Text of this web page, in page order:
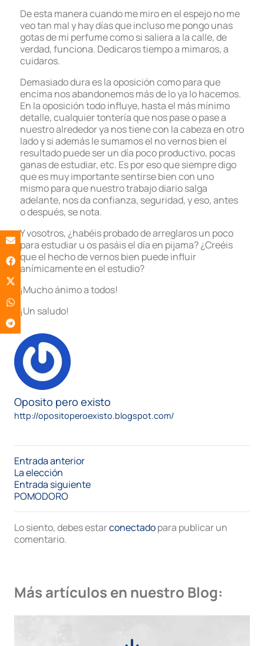
De esta manera cuando me miro en el espejo no me
veo tan mal y hay días que incluso me pongo unas
gotas de mi perfume como si saliera a la calle, de
verdad, funciona. Dedicaros tiempo a mimaros, a
cuidaros.
Demasiado dura es la oposición como para que
encima nos abandonemos más de lo ya lo hacemos.
En la oposición todo influye, hasta el más mínimo
detalle, cualquier tontería que nos pase o pase a
nuestro alrededor ya nos tiene con la cabeza en otro
lado y si además le sumamos el no vernos bien el
resultado puede ser un día poco productivo, pocas
ganas de estudiar, etc. Es por eso que siempre digo
que es muy importante sentirse bien con uno
mismo para que nuestro trabajo diario salga
adelante, nos da confianza, seguridad, y eso, antes
o después, se nota.
Y vosotros, ¿habéis probado de arreglaros un poco
para estudiar u os pasáis el día en pijama? ¿Creéis
que el hecho de vernos bien puede influir
anímicamente en el estudio?
¡Mucho ánimo a todos!
¡Un saludo!
Oposito pero existo
http://opositoperoexisto.blogspot.com/
Entrada anterior
La elección
Entrada siguiente
POMODORO
Lo siento, debes estarconectadopara publicar un
comentario.
Más artículos en nuestro Blog: